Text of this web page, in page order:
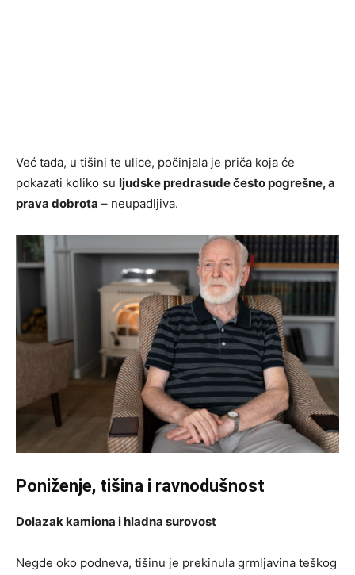
Već tada, u tišini te ulice, počinjala je priča koja će
pokazati koliko su ljudske predrasude često pogrešne, a
prava dobrota – neupadljiva.
Poniženje, tišina i ravnodušnost
Dolazak kamiona i hladna surovost
Negde oko podneva, tišinu je prekinula grmljavina teškog